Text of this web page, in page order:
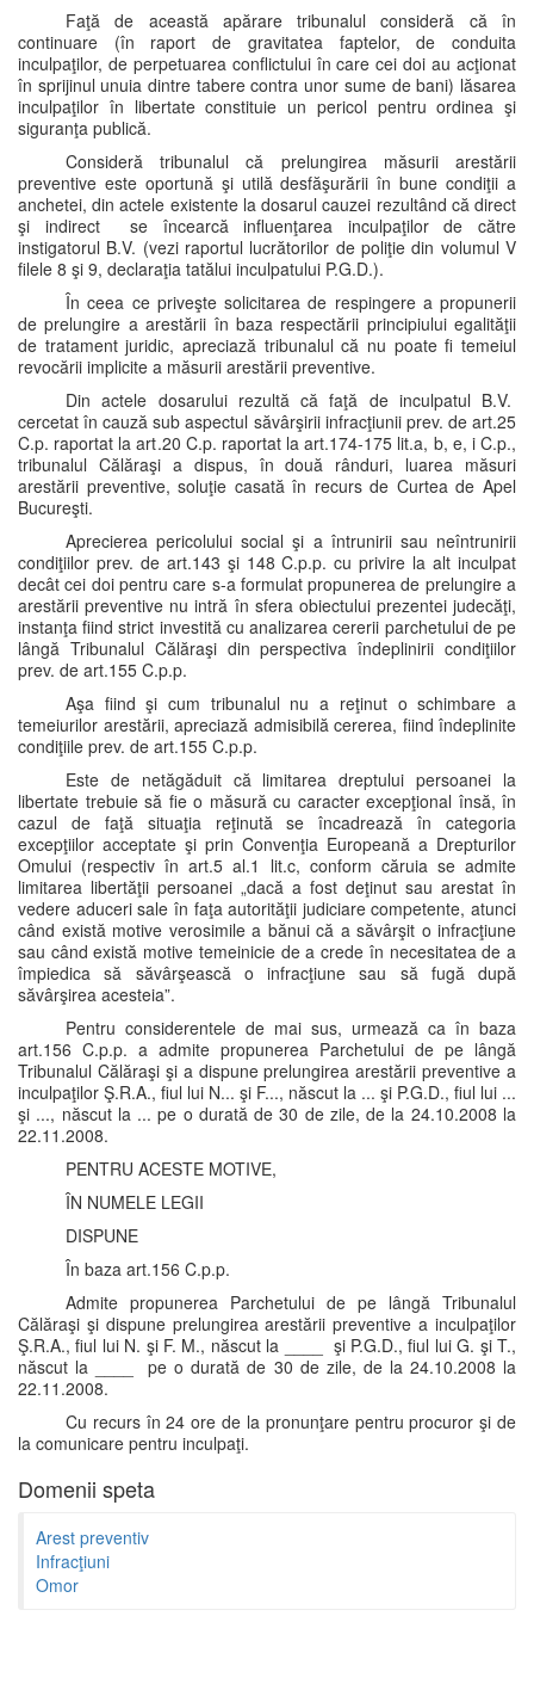
Faţă de această apărare tribunalul consideră că în
continuare (în raport de gravitatea faptelor, de conduita
inculpaţilor, de perpetuarea conflictului în care cei doi au acţionat
în sprijinul unuia dintre tabere contra unor sume de bani) lăsarea
inculpaţilor în libertate constituie un pericol pentru ordinea şi
siguranţa publică.
Consideră tribunalul că prelungirea măsurii arestării
preventive este oportună şi utilă desfăşurării în bune condiţii a
anchetei, din actele existente la dosarul cauzei rezultând că direct
şi indirect se încearcă influenţarea inculpaţilor de către
instigatorul B.V. (vezi raportul lucrătorilor de poliţie din volumul V
filele 8 şi 9, declaraţia tatălui inculpatului P.G.D.).
În ceea ce priveşte solicitarea de respingere a propunerii
de prelungire a arestării în baza respectării principiului egalităţii
de tratament juridic, apreciază tribunalul că nu poate fi temeiul
revocării implicite a măsurii arestării preventive.
Din actele dosarului rezultă că faţă de inculpatul B.V.
cercetat în cauză sub aspectul săvârşirii infracţiunii prev. de art.25
C.p. raportat la art.20 C.p. raportat la art.174-175 lit.a, b, e, i C.p.,
tribunalul Călăraşi a dispus, în două rânduri, luarea măsuri
arestării preventive, soluţie casată în recurs de Curtea de Apel
Bucureşti.
Aprecierea pericolului social şi a întrunirii sau neîntrunirii
condiţiilor prev. de art.143 şi 148 C.p.p. cu privire la alt inculpat
decât cei doi pentru care s-a formulat propunerea de prelungire a
arestării preventive nu intră în sfera obiectului prezentei judecăţi,
instanţa fiind strict investită cu analizarea cererii parchetului de pe
lângă Tribunalul Călăraşi din perspectiva îndeplinirii condiţiilor
prev. de art.155 C.p.p.
Aşa fiind şi cum tribunalul nu a reţinut o schimbare a
temeiurilor arestării, apreciază admisibilă cererea, fiind îndeplinite
condiţiile prev. de art.155 C.p.p.
Este de netăgăduit că limitarea dreptului persoanei la
libertate trebuie să fie o măsură cu caracter excepţional însă, în
cazul de faţă situaţia reţinută se încadrează în categoria
excepţiilor acceptate şi prin Convenţia Europeană a Drepturilor
Omului (respectiv în art.5 al.1 lit.c, conform căruia se admite
limitarea libertăţii persoanei „dacă a fost deţinut sau arestat în
vedere aduceri sale în faţa autorităţii judiciare competente, atunci
când există motive verosimile a bănui că a săvârşit o infracţiune
sau când există motive temeinicie de a crede în necesitatea de a
împiedica să săvârşească o infracţiune sau să fugă după
săvârşirea acesteia”.
Pentru considerentele de mai sus, urmează ca în baza
art.156 C.p.p. a admite propunerea Parchetului de pe lângă
Tribunalul Călăraşi şi a dispune prelungirea arestării preventive a
inculpaţilor Ş.R.A., fiul lui N... şi F..., născut la ... şi P.G.D., fiul lui ...
şi ..., născut la ... pe o durată de 30 de zile, de la 24.10.2008 la
22.11.2008.
PENTRU ACESTE MOTIVE,
ÎN NUMELE LEGII
DISPUNE
În baza art.156 C.p.p.
Admite propunerea Parchetului de pe lângă Tribunalul
Călăraşi şi dispune prelungirea arestării preventive a inculpaţilor
Ş.R.A., fiul lui N. şi F. M., născut la ____ şi P.G.D., fiul lui G. şi T.,
născut la ____ pe o durată de 30 de zile, de la 24.10.2008 la
22.11.2008.
Cu recurs în 24 ore de la pronunţare pentru procuror şi de
la comunicare pentru inculpaţi.
Domenii speta
Arest preventiv
Infracţiuni
Omor